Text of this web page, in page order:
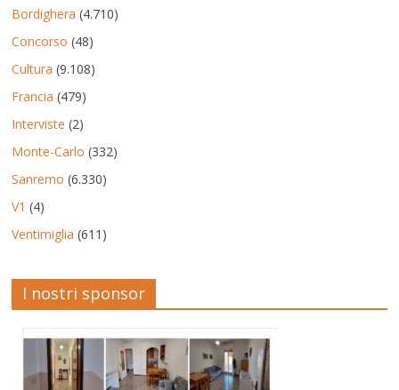
Bordighera (4.710)
Concorso (48)
Cultura (9.108)
Francia (479)
Interviste (2)
Monte-Carlo (332)
Sanremo (6.330)
V1 (4)
Ventimiglia (611)
I nostri sponsor